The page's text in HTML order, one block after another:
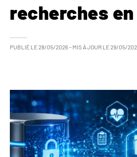
recherches
PUBLIÉ LE28/05/2026– MIS À JOUR LE29/05/